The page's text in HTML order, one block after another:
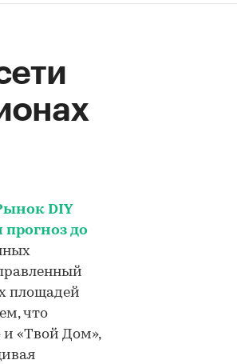
DIY
прогноз до
площадей
что
и «Твой Дом»,